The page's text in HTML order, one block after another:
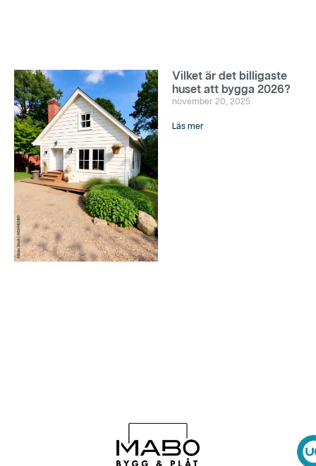
Vilket är det billigaste
huset att bygga 2026?
november 20, 2025
Läs mer